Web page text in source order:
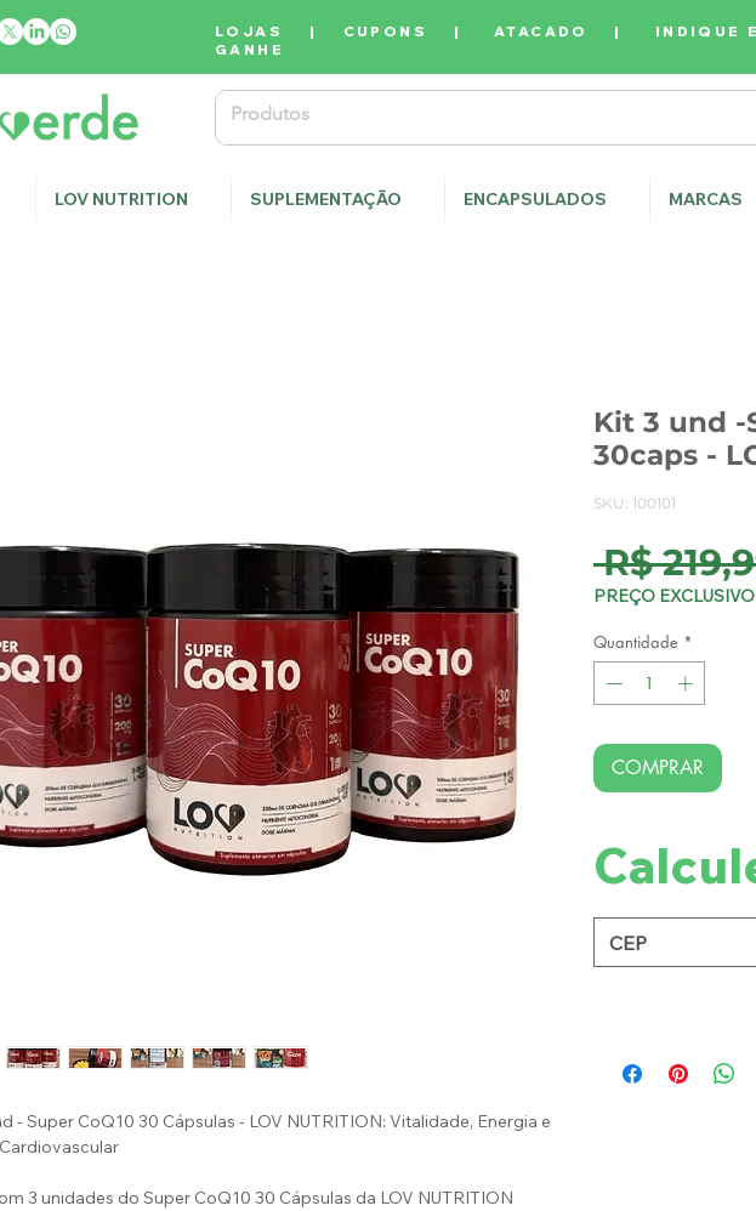
LOJAS | CUPONS |ATACADO | INDIQUE
GANHE
- Super CoQ10 30 Cápsulas - LOV NUTRITION: Vitalidade, Energia e
3 unidades do Super CoQ10 30 Cápsulas da LOV NUTRITION
Kit 3 und -
30caps -
SKU: 100101
R$
PREÇO
Quantidade *
COMPRAR
LOV NUTRITION SUPLEMENTAÇÃO ENCAPSULADOS MARCAS